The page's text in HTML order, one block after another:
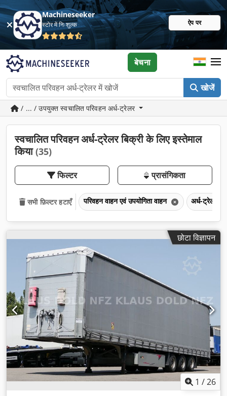
Machineseeker
स्टोर में निःशुल्क ऐप पर
खोजें
बेचना
/ ... / उपयुक्त स्वचालित परिवहन अर्ध-ट्रेलर
स्वचालित परिवहन अर्ध-ट्रेलर बिक्री के लिए इस्तेमाल
किया(35)
फिल्टर प्रासंगिकता
सभी फ़िल्टर हटाएँ परिवहन वाहन एवं उपयोगिता वाहन अर्ध-ट्रेलर
छोटा विज्ञापन
1 /26